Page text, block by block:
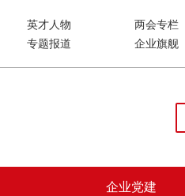
英才人物 两会专栏
专题报道 企业旗舰
企业党建